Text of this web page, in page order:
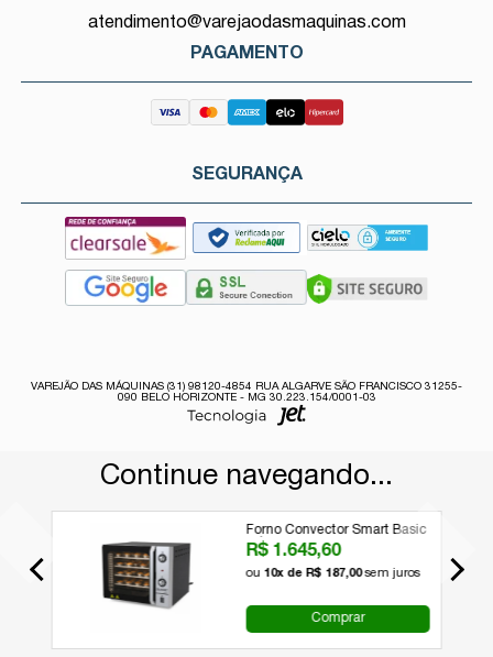
atendimento@varejaodasmaquinas.com
PAGAMENTO
SEGURANÇA
VAREJÃO DAS MÁQUINAS (31) 98120-4854 RUA ALGARVE SÃO FRANCISCO 31255-
090 BELO HORIZONTE - MG 30.223.154/0001-03